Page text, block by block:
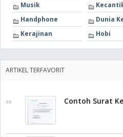
Musik
Handphone
Dunia
Kerajinan
Hobi
ARTIKEL TERFAVORIT
Contoh Surat